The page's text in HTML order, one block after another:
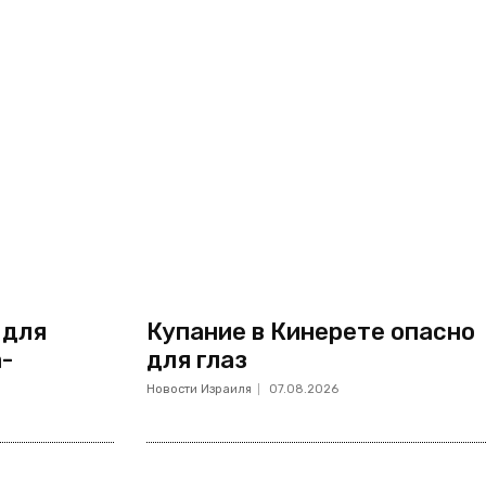
Купание в Кинерете опасно
для глаз
Новости Израиля 07.08.2026